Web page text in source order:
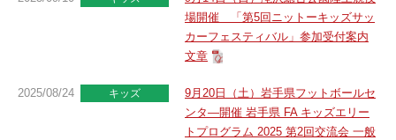
場開催 「第5回ニットーキッズサッ
カーフェスティバル」参加受付案内
文章
2025/08/24 キッズ
9月20日（土）岩手県フットボールセ
ンタ―開催 岩手県 FA キッズエリー
トプログラム 2025 第2回交流会 一般